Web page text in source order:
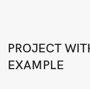
PROJECT
EXAMPLE